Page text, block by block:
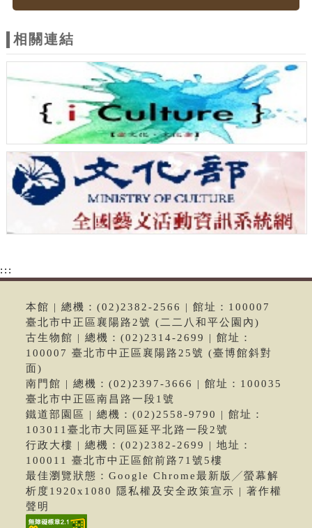
相關連結
:::
本館 | 總機：(02)2382-2566 | 館址：100007
臺北市中正區襄陽路2號 (二二八和平公園內)
古生物館 | 總機：(02)2314-2699 | 館址：
100007 臺北市中正區襄陽路25號 (臺博館斜對
面)
南門館 | 總機：(02)2397-3666 | 館址：100035
臺北市中正區南昌路一段1號
鐵道部園區 | 總機：(02)2558-9790 | 館址：
103011臺北市大同區延平北路一段2號
行政大樓 | 總機：(02)2382-2699 | 地址：
100011 臺北市中正區館前路71號5樓
最佳瀏覽狀態：Google Chrome最新版╱螢幕解
析度1920x1080 隱私權及安全政策宣示 | 著作權
聲明